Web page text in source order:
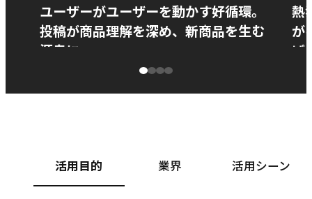
ユーザーがユーザーを動かす好循環。
投稿が商品理解を深め、新商品を生む
源泉に
熱
が
ぱ
活用目的 業界 活用シーン